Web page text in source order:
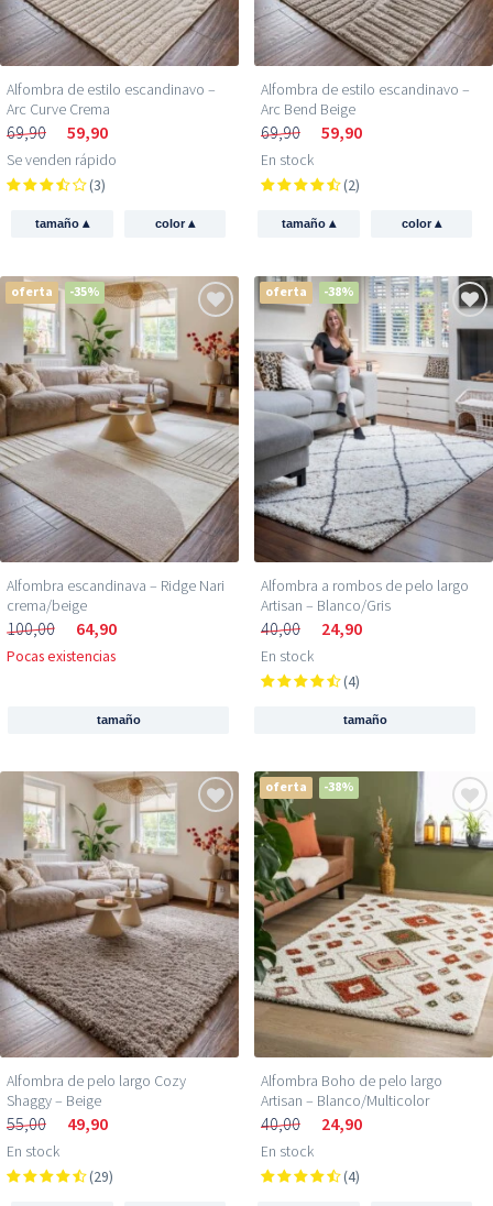
Alfombra de estilo escandinavo –
Arc Curve Crema
69,90 59,90
Se venden rápido
(3)
tamaño ▴ color▴
Alfombra de estilo escandinavo –
Arc Bend Beige
69,90 59,90
En stock
(2)
tamaño ▴ color▴
oferta -35%
Alfombra escandinava – Ridge Nari
crema/beige
100,00 64,90
Pocas existencias
tamaño
oferta -38%
Alfombra a rombos de pelo largo
Artisan – Blanco/Gris
40,00 24,90
En stock
(4)
tamaño
Alfombra de pelo largo Cozy
Shaggy – Beige
55,00 49,90
En stock
(29)
oferta -38%
Alfombra Boho de pelo largo
Artisan – Blanco/Multicolor
40,00 24,90
En stock
(4)